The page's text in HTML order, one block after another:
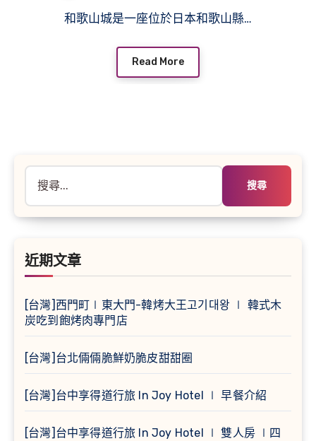
和歌山城是一座位於日本和歌山縣…
Read More
關
字:
近期文章
[台灣]西門町∣東大門-韓烤大王고기대왕 ∣ 韓式木
炭吃到飽烤肉專門店
[台灣]台北倆倆脆鮮奶脆皮甜甜圈
[台灣]台中享得道行旅 In Joy Hotel ∣ 早餐介紹
[台灣]台中享得道行旅 In Joy Hotel ∣ 雙人房 ∣四